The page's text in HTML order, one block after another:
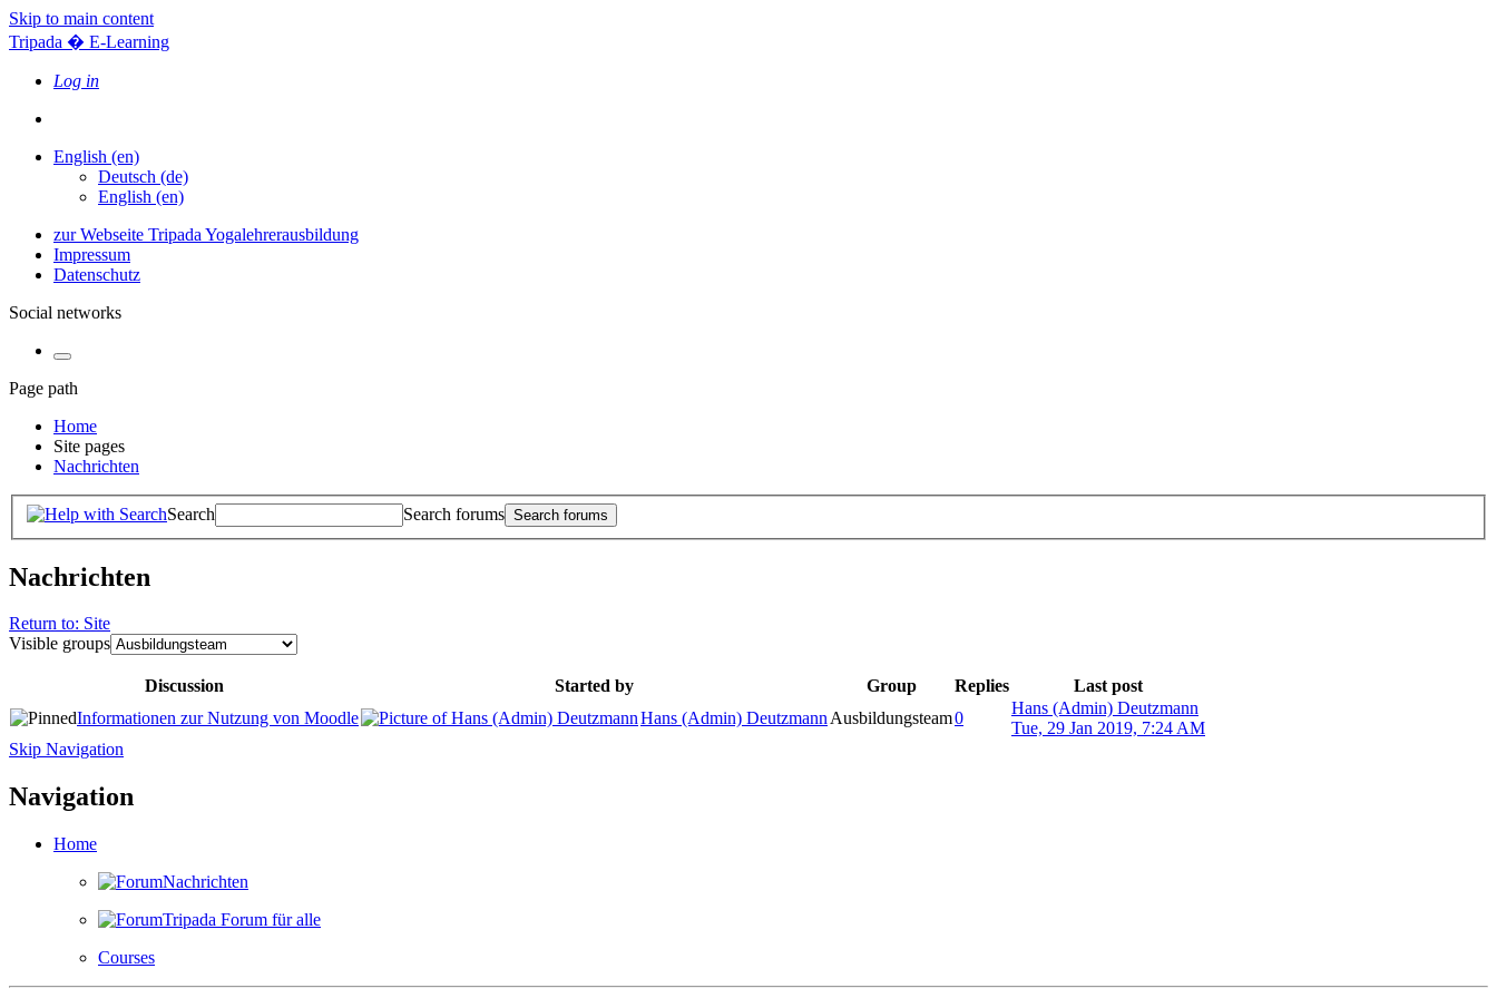
Skip to main content
Tripada � E-Learning
Log in
English ‎(en)‎
Deutsch ‎(de)‎
English ‎(en)‎
zur Webseite Tripada Yogalehrerausbildung
Impressum
Datenschutz
Social networks
Page path
Home
Site pages
Nachrichten
Search Search forums
Nachrichten
Return to: Site
Visible groups
Discussion Started by Group Replies
Last post
Informationen zur Nutzung von Moodle
Hans (Admin) DeutzmannAusbildungsteam0
Hans (Admin) Deutzmann
Tue, 29 Jan 2019, 7:24 AM
Skip Navigation
Navigation
Home
Nachrichten
Tripada Forum für alle
Courses